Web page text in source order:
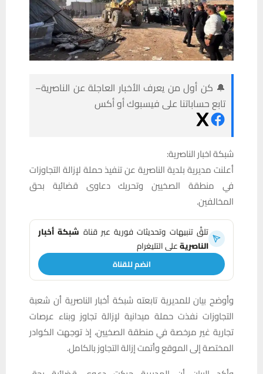
🔔 كن أول من يعرف الأخبار العاجلة عن الناصرية–
تابع حساباتنا على فيسبوك أو أكس
شبكة اخبار الناصرية:
أعلنت مديرية بلدية الناصرية عن تنفيذ حملة لإزالة التجاوزات
في منطقة الصخيين وتحريك دعاوى قضائية بحق
المخالفين.
تلقَّ تنبيهات وتحديثات فورية عبر قناة شبكة أخبار
الناصريةعلى التليغرام
انضم للقناة
وأوضح بيان للمديرية تابعته شبكة أخبار الناصرية أن شعبة
التجاوزات نفذت حملة ميدانية لإزالة تجاوز وبناء عرصات
تجارية غير مرخصة في منطقة الصخيين، إذ توجهت الكوادر
المختصة إلى الموقع وأتمت إزالة التجاوز بالكامل.